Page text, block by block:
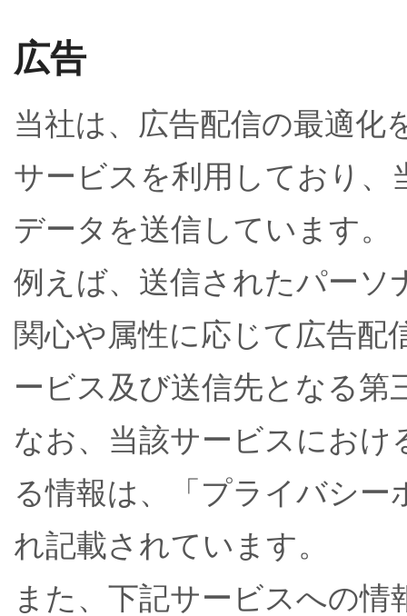
広告
当社は、広告配信の最適化
サービスを利用しており、
データを送信しています。
例えば、送信されたパーソ
関心や属性に応じて広告配
ービス及び送信先となる第
なお、当該サービスにお
る情報は、「プライバシ
れ記載されています。
また、下記サービスへの